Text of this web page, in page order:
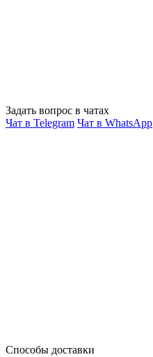
Задать вопрос в чатах
Чат в Telegram Чат в WhatsApp
Способы доставки